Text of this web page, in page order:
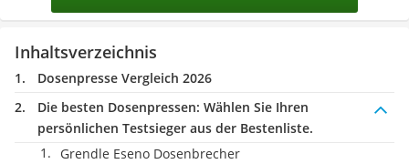
Inhaltsverzeichnis
Dosenpresse Vergleich 2026
Die besten Dosenpressen: Wählen Sie Ihren
persönlichen Testsieger aus der Bestenliste.
Grendle Eseno Dosenbrecher